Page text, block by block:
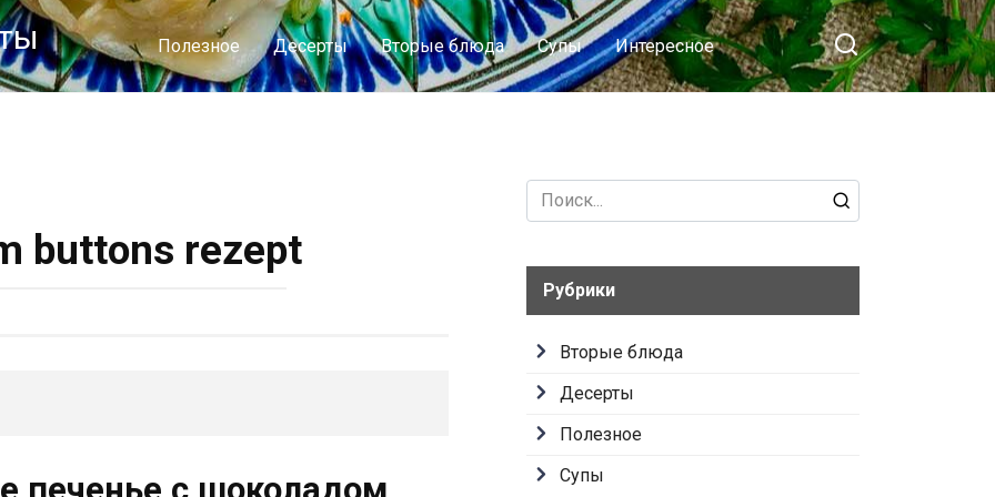
Полезное Десерты Вторые блюда Супы Интересное
buttons rezept
Search
for:
Рубрики
Вторые блюда
Десерты
Полезное
Супы